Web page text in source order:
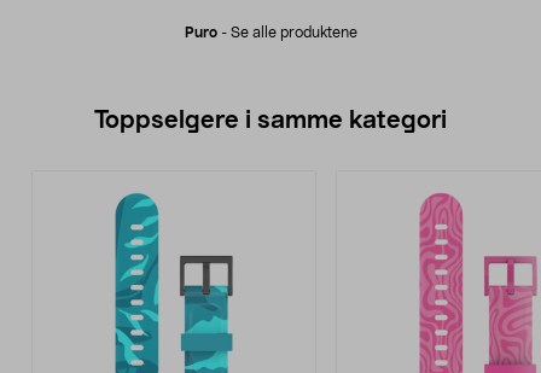
Puro- Se alle produktene
Toppselgere i samme kategori